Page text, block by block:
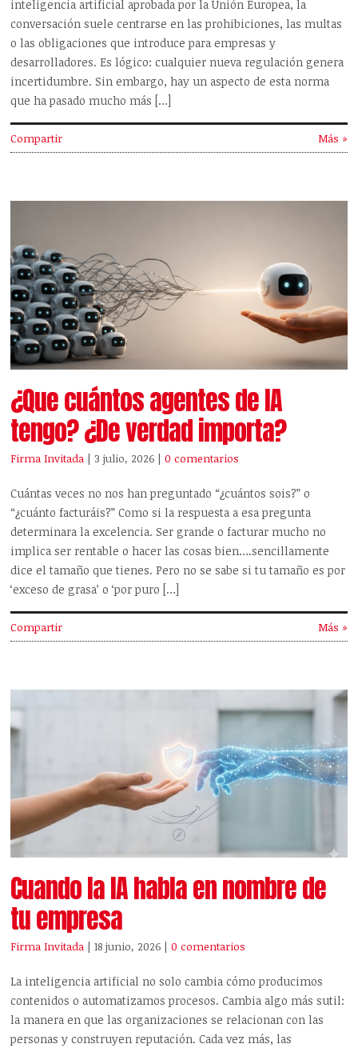
inteligencia artificial aprobada por la Unión Europea, la
conversación suele centrarse en las prohibiciones, las multas
o las obligaciones que introduce para empresas y
desarrolladores. Es lógico: cualquier nueva regulación genera
incertidumbre. Sin embargo, hay un aspecto de esta norma
que ha pasado mucho más […]
Compartir Más »
¿Que cuántos agentes de IA
tengo? ¿De verdad importa?
Firma Invitada | 3 julio, 2026 |0 comentarios
Cuántas veces no nos han preguntado “¿cuántos sois?” o
“¿cuánto facturáis?” Como si la respuesta a esa pregunta
determinara la excelencia. Ser grande o facturar mucho no
implica ser rentable o hacer las cosas bien….sencillamente
dice el tamaño que tienes. Pero no se sabe si tu tamaño es por
‘exceso de grasa’ o ‘por puro […]
Compartir Más »
Cuando la IA habla en nombre de
tu empresa
Firma Invitada | 18 junio, 2026 |0 comentarios
La inteligencia artificial no solo cambia cómo producimos
contenidos o automatizamos procesos. Cambia algo más sutil:
la manera en que las organizaciones se relacionan con las
personas y construyen reputación. Cada vez más, las